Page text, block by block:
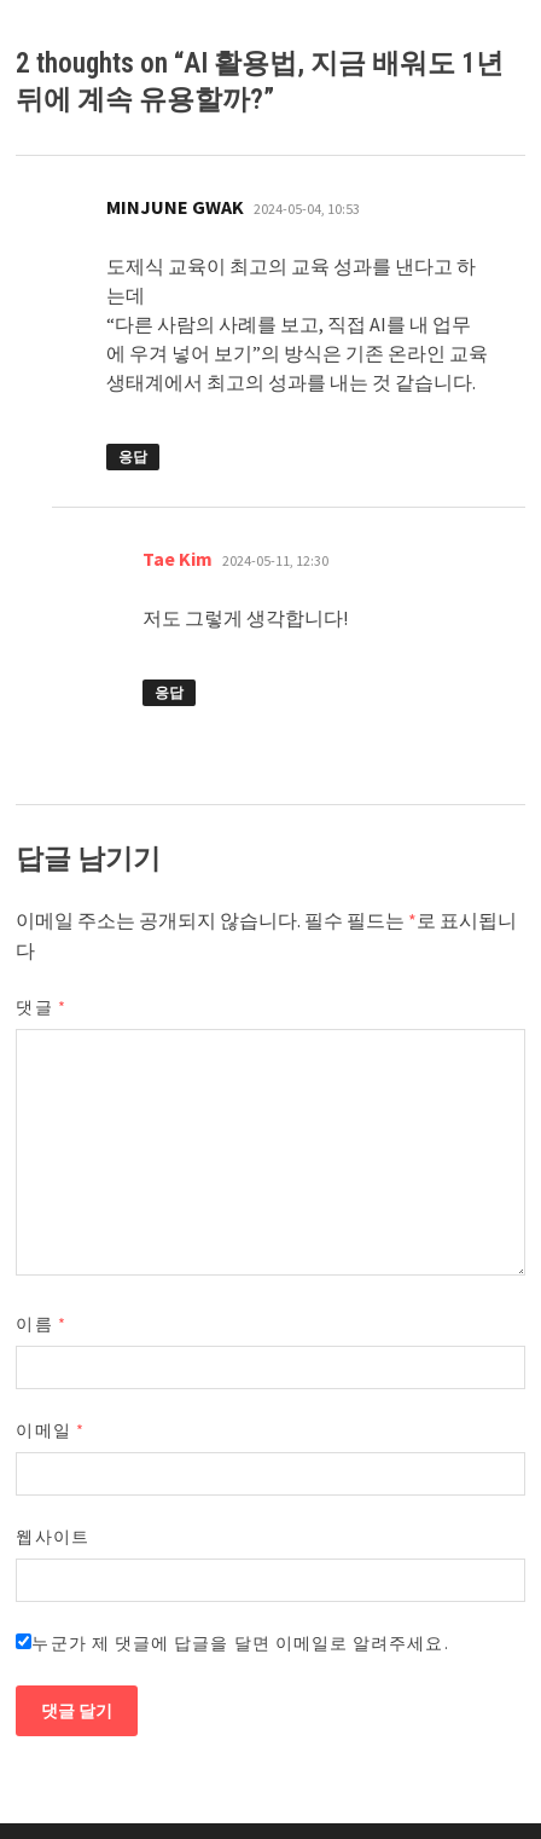
2 thoughts on “AI 활용법, 지금 배워도 1년
뒤에 계속 유용할까?”
MINJUNE GWAK 댓
글:
2024-05-04, 10:53
도제식 교육이 최고의 교육 성과를 낸다고 하
는데
“다른 사람의 사례를 보고, 직접 AI를 내 업무
에 우겨 넣어 보기”의 방식은 기존 온라인 교육
생태계에서 최고의 성과를 내는 것 같습니다.
응답
Tae Kim 댓
글:
2024-05-11, 12:30
저도 그렇게 생각합니다!
응답
답글 남기기
이메일 주소는 공개되지 않습니다. 필수 필드는 * 로 표시됩니
다
댓글 *
이름 *
이메일 *
웹사이트
누군가 제 댓글에 답글을 달면 이메일로 알려주세요.